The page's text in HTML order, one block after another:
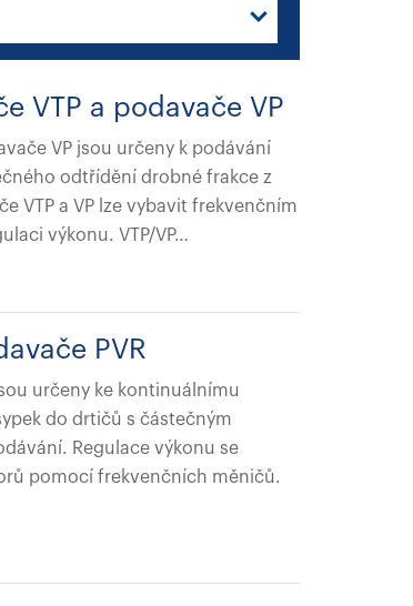
VTP a podavače VP
VP jsou určeny k podávání
odtřídění drobné frakce z
VTP a VP lze vybavit frekvenčním
výkonu. VTP/VP…
PVR
určeny ke kontinuálnímu
do drtičů s částečným
Regulace výkonu se
pomocí frekvenčních měničů.